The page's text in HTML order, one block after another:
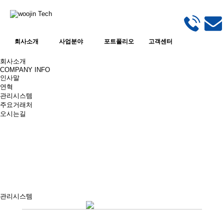
회사소개 사업분야 포트폴리오 고객센터
회사소개
COMPANY INFO
인사말
연혁
관리시스템
주요거래처
오시는길
관리시스템